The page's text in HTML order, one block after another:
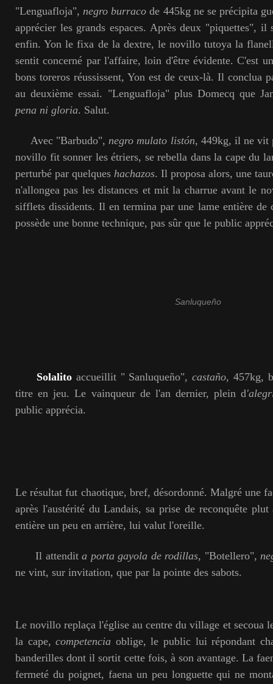
"Lenguafloja", negro burracode 445kg ne se précipita
apprécier les grands espaces. Après deux "piquettes",
enfin. Yon le fixa de la dextre, le novillo tutoya la
sentit concerné par l'affaire, loin d'être évidente. C'est
bons toreros réussissent, Yon est de ceux-là. Il conclua
au deuxième essai. "Lenguafloja" plus Domecq que
pena ni gloria. Salut.
Avec "Barbudo",negro mulato listón, 449kg, il ne vit
novillo fit sonner les étriers, se rebella dans la cape du
perturbé par quelques hachazos. Il proposa alors, une
n'allongea pas les distances et mit la charrue avant le
sifflets dissidents. Il en termina par une lame entière de
possède une bonne technique, pas sûr que le public
Sanluqueño
Solalitoaccueillit " Sanluqueño",castaño, 457kg,
titre en jeu. Le vainqueur de l'an dernier, plein d
public apprécia.
Le résultat fut chaotique, bref, désordonné. Malgré une
après l'austérité du Landais, sa prise de reconquête plut
entière un peu en arrière, lui valut l'oreille.
Il attendita porta gayola de rodillas, "Botellero",
ne vint, sur invitation, que par la pointe des sabots.
Le novillo replaça l'église au centre du village et secoua
la cape,competencia oblige, le public lui répondant
banderilles dont il sortit cette fois, à son avantage. La
fermeté du poignet, faena un peu longuette qui ne